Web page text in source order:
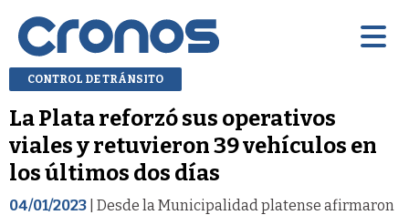
CONTROL DE TRÁNSITO
La Plata reforzó sus operativos
viales y retuvieron 39 vehículos en
los últimos dos días
04/01/2023 | Desde la Municipalidad platense afirmaron